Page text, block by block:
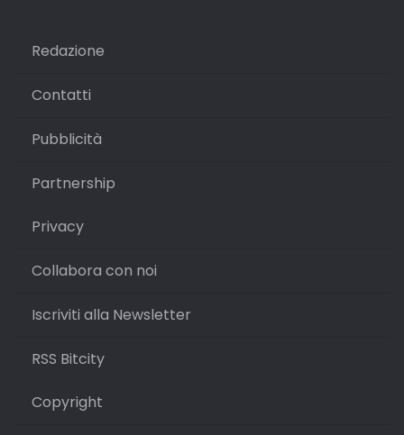
Redazione
Contatti
Pubblicità
Partnership
Privacy
Collabora con noi
Iscriviti alla Newsletter
RSS Bitcity
Copyright